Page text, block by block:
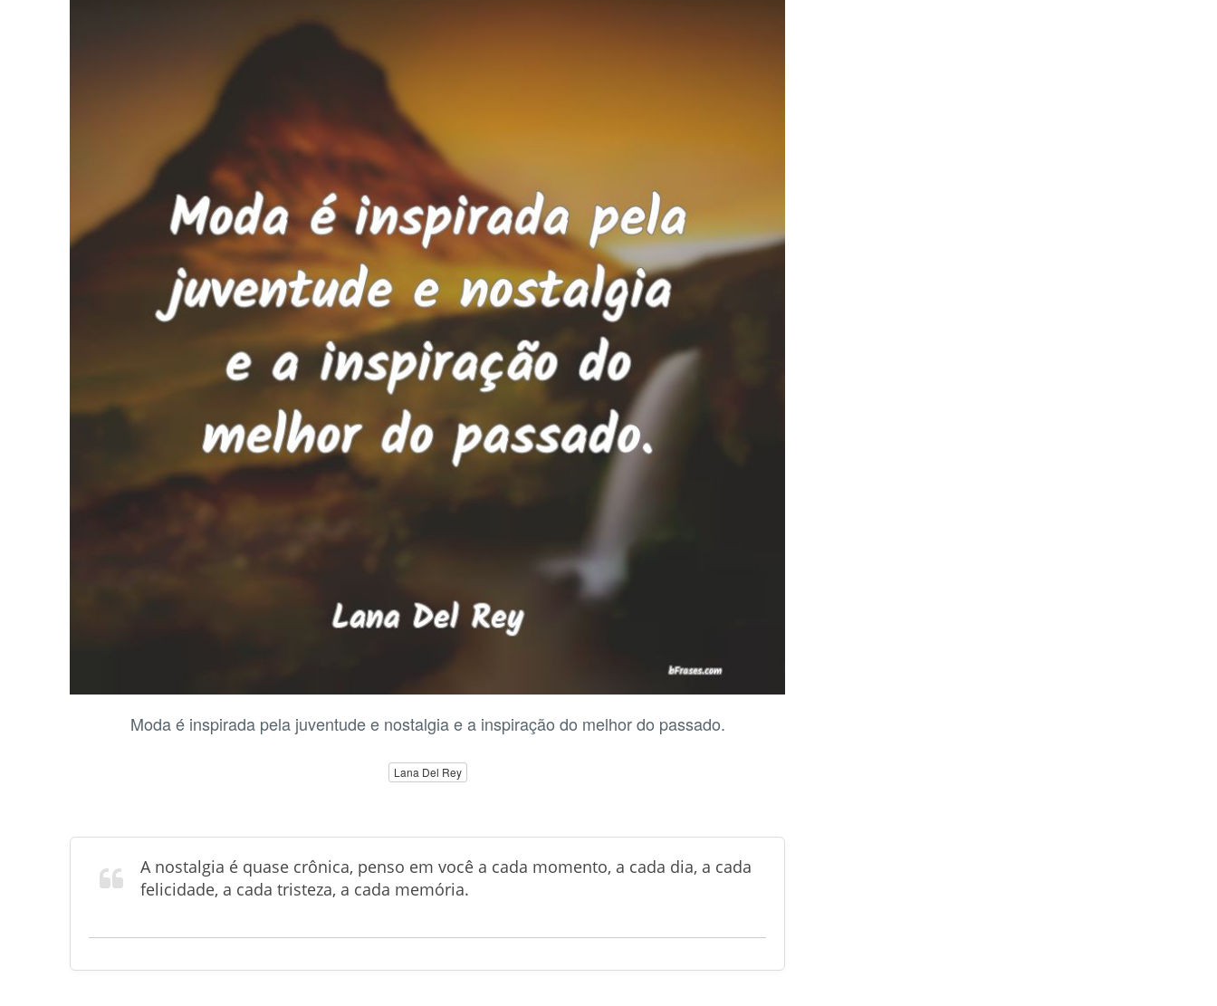
Moda é inspirada pela juventude e nostalgia e a inspiração do melhor do passado.
Lana Del Rey
A nostalgia é quase crônica, penso em você a cada momento, a cada dia, a cada
felicidade, a cada tristeza, a cada memória.